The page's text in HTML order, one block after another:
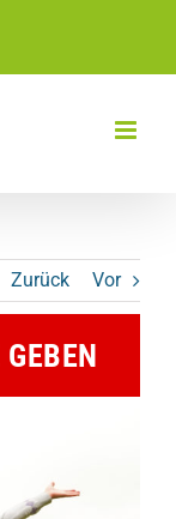
Zurück Vor